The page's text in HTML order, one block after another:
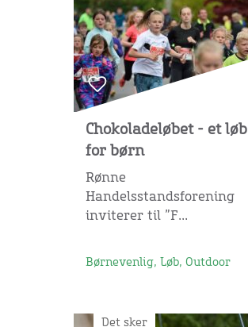
Chokoladeløbet - et løb
for børn
Rønne
Handelsstandsforening
inviterer til ”F...
Børnevenlig, Løb, Outdoor
Det sker